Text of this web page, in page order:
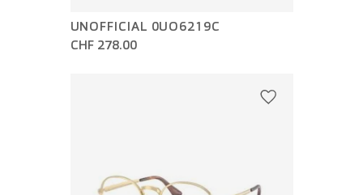
UNOFFICIAL 0UO6219C
CHF 278.00